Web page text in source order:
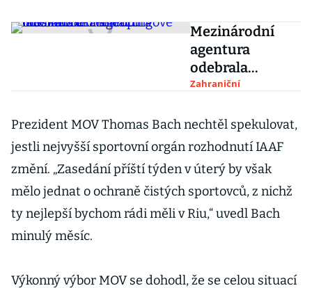
Mezinárodní
agentura
odebrala
akreditaci
antidopingové
laboratoři
Zahraniční
Prezident MOV Thomas Bach nechtěl spekulovat,
jestli nejvyšší sportovní orgán rozhodnutí IAAF
změní. „Zasedání příští týden v úterý by však
mělo jednat o ochraně čistých sportovců, z nichž
ty nejlepší bychom rádi měli v Riu,“ uvedl Bach
minulý měsíc.
Výkonný výbor MOV se dohodl, že se celou situací